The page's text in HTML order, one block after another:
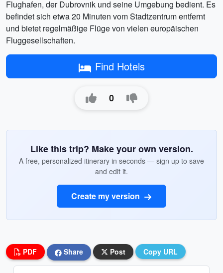
Flughafen, der Dubrovnik und seine Umgebung bedient. Es
befindet sich etwa 20 Minuten vom Stadtzentrum entfernt
und bietet regelmäßige Flüge von vielen europäischen
Fluggesellschaften.
Find Hotels
0
Like this trip? Make your own version.
A free, personalized itinerary in seconds — sign up to save
and edit it.
Create my version
PDF Share Post Copy URL